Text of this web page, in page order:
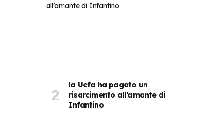
la Uefa ha pagato un
risarcimento all’amante di
Infantino